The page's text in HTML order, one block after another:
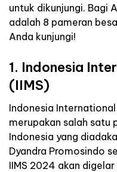
untuk dikunjungi. Bagi
adalah 8 pameran
Anda kunjungi!
1. Indonesia
(IIMS)
Indonesia
merupakan salah
Indonesia yang
Dyandra Promosindo
IIMS 2024 akan